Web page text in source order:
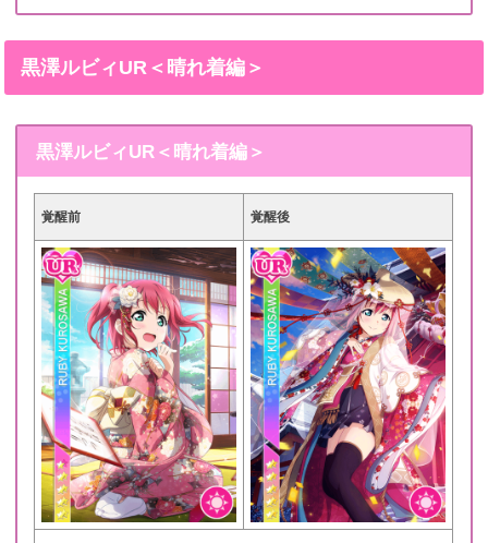
黒澤ルビィUR＜晴れ着編＞
黒澤ルビィUR＜晴れ着編＞
覚醒前 覚醒後